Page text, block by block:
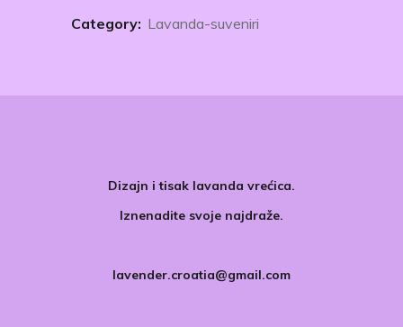
Category: Lavanda-suveniri
Dizajn i tisak lavanda vrećica.
Iznenadite svoje najdraže.
lavender.croatia@gmail.com